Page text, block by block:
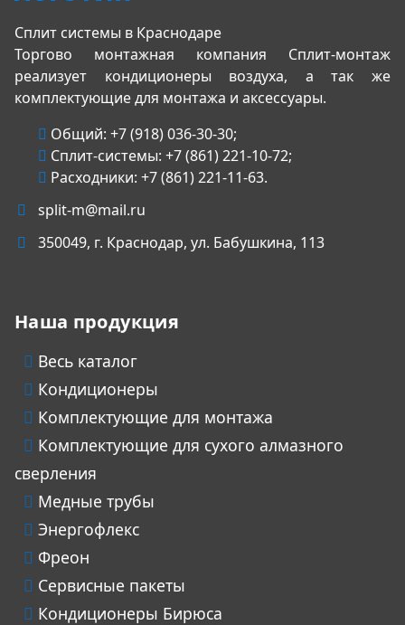
Сплит системы в Краснодаре
Торгово монтажная компания Сплит-монтаж
реализует кондиционеры воздуха, а так же
комплектующие для монтажа и аксессуары.
Общий: +7 (918) 036-30-30;
Сплит-системы: +7 (861) 221-10-72;
Расходники: +7 (861) 221-11-63.
split-m@mail.ru
350049, г. Краснодар, ул. Бабушкина, 113
Наша продукция
Весь каталог
Кондиционеры
Комплектующие для монтажа
Комплектующие для сухого алмазного
сверления
Медные трубы
Энергофлекс
Фреон
Сервисные пакеты
Кондиционеры Бирюса